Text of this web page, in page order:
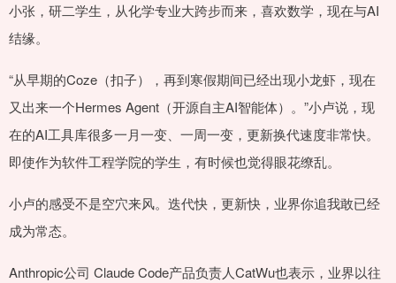
小张，研二学生，从化学专业大跨步而来，喜欢数学，现在与AI
结缘。
“从早期的Coze（扣子），再到寒假期间已经出现小龙虾，现在
又出来一个Hermes Agent（开源自主AI智能体）。”小卢说，现
在的AI工具库很多一月一变、一周一变，更新换代速度非常快。
即使作为软件工程学院的学生，有时候也觉得眼花缭乱。
小卢的感受不是空穴来风。迭代快，更新快，业界你追我敢已经
成为常态。
Anthropic公司 Claude Code产品负责人CatWu也表示，业界以往